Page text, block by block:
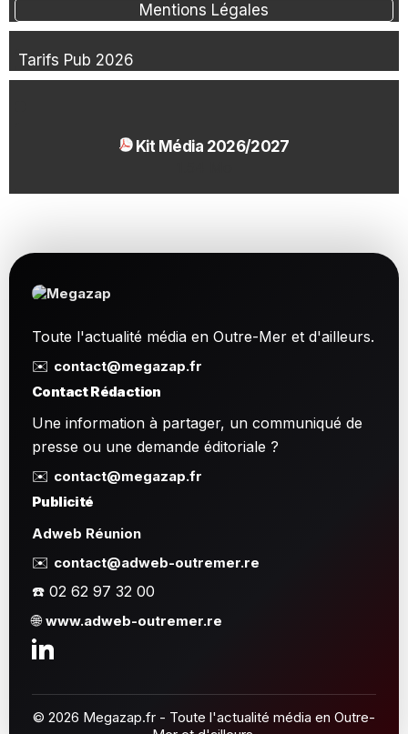
Mentions Légales
Tarifs Pub 2026
Kit Média 2026/2027
Toute l'actualité média en Outre-Mer et d'ailleurs.
✉️ contact@megazap.fr
Contact Rédaction
Une information à partager, un communiqué de
presse ou une demande éditoriale ?
✉️ contact@megazap.fr
Publicité
Adweb Réunion
✉️ contact@adweb-outremer.re
☎️ 02 62 97 32 00
🌐www.adweb-outremer.re
© 2026 Megazap.fr - Toute l'actualité média en Outre-